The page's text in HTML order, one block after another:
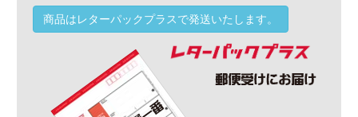
商品はレターパックプラスで発送いたします。